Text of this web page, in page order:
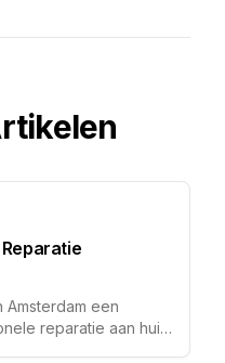
een
reparatie aan huis